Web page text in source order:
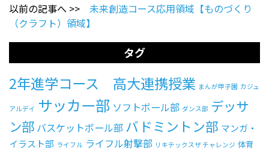
以前の記事へ >> 未来創造コース応用領域【ものづくり
（クラフト）領域】
タグ
2年進学コース 高大連携授業 まんが甲子園 カジュ
アルデイ サッカー部 ソフトボール部 ダンス部 デッサ
ン部 バスケットボール部 バドミントン部 マンガ・
イラスト部 ライフル ライフル射撃部 リキテックスザ チャレンジ 体育